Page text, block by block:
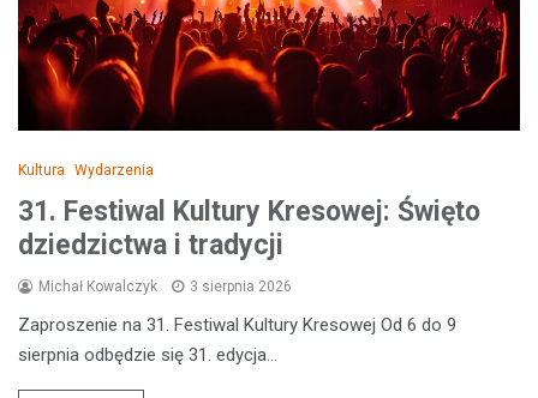
Kultura Wydarzenia
31. Festiwal Kultury Kresowej: Święto
dziedzictwa i tradycji
Michał Kowalczyk 3 sierpnia 2026
Zaproszenie na 31. Festiwal Kultury Kresowej Od 6 do 9
sierpnia odbędzie się 31. edycja…